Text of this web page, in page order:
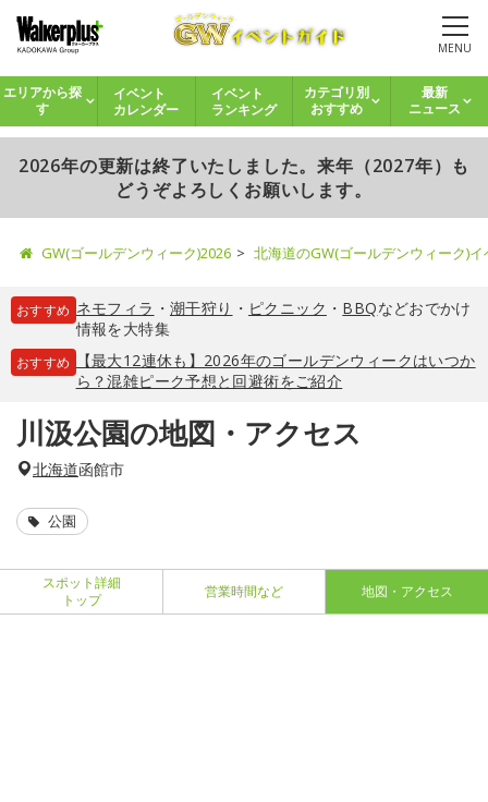
MENU
エリアから探
す
イベント
カレンダー
イベント
ランキング
カテゴリ別
おすすめ
最新
ニュース
2026年の更新は終了いたしました。来年（2027年）も
どうぞよろしくお願いします。
GW(ゴールデンウィーク)2026 北海道のGW(ゴールデンウィーク)
おすすめ ネモフィラ ・ 潮干狩り ・ ピクニック ・ BBQなどおでかけ
情報を大特集
おすすめ
【最大12連休も】2026年のゴールデンウィークはいつか
ら？混雑ピーク予想と回避術をご紹介
川汲公園の地図・アクセス
北海道函館市
公園
スポット詳細
トップ
営業時間など 地図・アクセス